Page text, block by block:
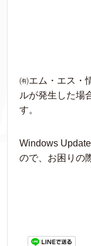
㈲エム・エス・
ルが発生した場
す。
Windows
ので、お困りの